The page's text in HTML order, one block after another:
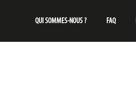
QUI SOMMES-NOUS ? FAQ